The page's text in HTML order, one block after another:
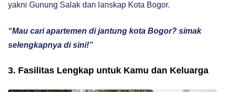
yakni Gunung Salak dan lanskap Kota Bogor.
“Mau cari apartemen di jantung kota Bogor? simak
selengkapnya di sini!”
3. Fasilitas Lengkap untuk Kamu dan Keluarga